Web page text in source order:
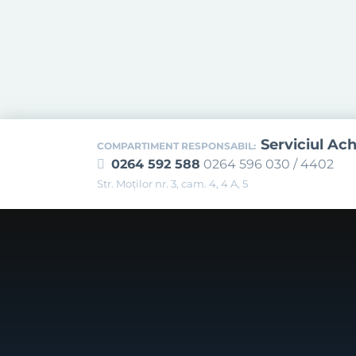
COMPARTIMENT RESPONSABIL: Serviciul
0264 592 588 0264 596 030 / 4402
Str. Moţilor nr. 3, cam. 4, 4 A, 5